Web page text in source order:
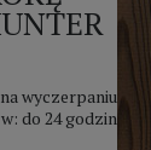
na wyczerpaniu
do 24 godzin